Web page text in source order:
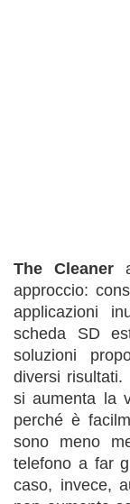
The Cleaner
approccio:
applicazioni
scheda SD
soluzioni
diversi
si aumenta la
perché è
sono meno
telefono a far
caso, invece,